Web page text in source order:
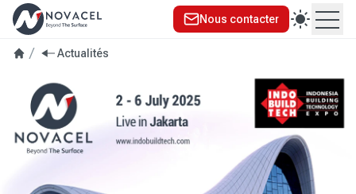
Nous contacter
Actualités